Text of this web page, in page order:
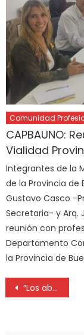
Comunidad
CAPBAUNO:
Vialidad
Integrantes de la
de la Provincia de
Gustavo Casco -
Secretaria- y Arq.
reunión con
Departamento
la Provincia de
“Los abogados estamos preocupados y pedimos que se respete la ley de honorarios”